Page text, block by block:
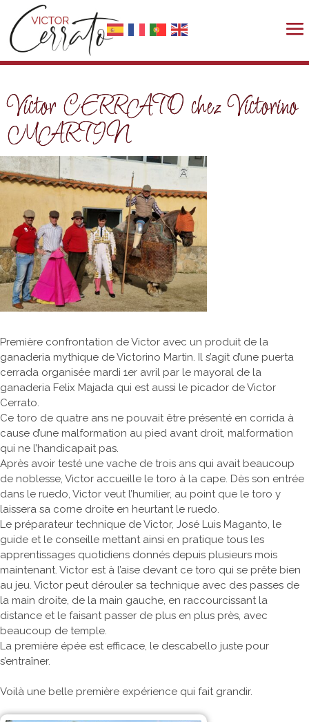
Victor CERRATO chez Victorino
MARTIN
Première confrontation de Victor avec un produit de la
ganaderia mythique de Victorino Martin. Il s’agit d’une puerta
cerrada organisée mardi 1er avril par le mayoral de la
ganaderia Felix Majada qui est aussi le picador de Victor
Cerrato.
Ce toro de quatre ans ne pouvait être présenté en corrida à
cause d’une malformation au pied avant droit, malformation
qui ne l’handicapait pas.
Après avoir testé une vache de trois ans qui avait beaucoup
de noblesse, Victor accueille le toro à la cape. Dès son entrée
dans le ruedo, Victor veut l’humilier, au point que le toro y
laissera sa corne droite en heurtant le ruedo.
Le préparateur technique de Victor, José Luis Maganto, le
guide et le conseille mettant ainsi en pratique tous les
apprentissages quotidiens donnés depuis plusieurs mois
maintenant. Victor est à l’aise devant ce toro qui se prête bien
au jeu. Victor peut dérouler sa technique avec des passes de
la main droite, de la main gauche, en raccourcissant la
distance et le faisant passer de plus en plus près, avec
beaucoup de temple.
La première épée est efficace, le descabello juste pour
s’entraîner.
Voilà une belle première expérience qui fait grandir.